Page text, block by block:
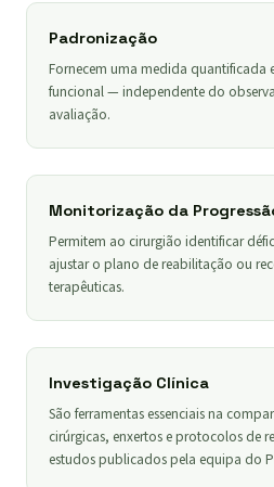
Padronização
Fornecem uma medida quantificada
funcional — independente do
avaliação.
Monitorização da
Permitem ao cirurgião identificar
ajustar o plano de reabilitação ou
terapêuticas.
Investigação Clínica
São ferramentas essenciais na
cirúrgicas, enxertos e protocolos de
estudos publicados pela equipa do